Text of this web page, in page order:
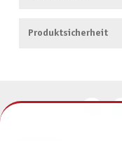
Produktsicherheit